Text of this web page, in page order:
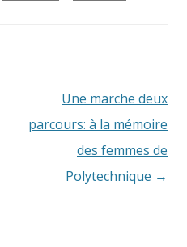
Une marche deux
parcours: à la mémoire
des femmes de
Polytechnique →